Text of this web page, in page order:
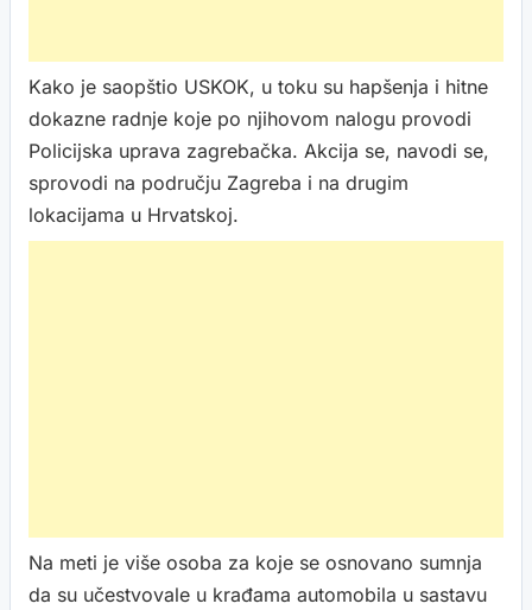
Kako je saopštio USKOK, u toku su hapšenja i hitne
dokazne radnje koje po njihovom nalogu provodi
Policijska uprava zagrebačka. Akcija se, navodi se,
sprovodi na području Zagreba i na drugim
lokacijama u Hrvatskoj.
Na meti je više osoba za koje se osnovano sumnja
da su učestvovale u krađama automobila u sastavu